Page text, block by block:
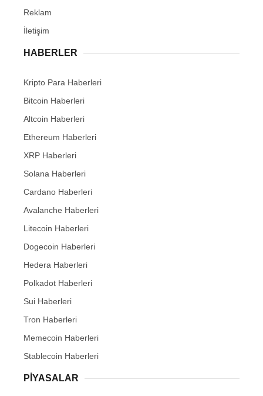
Reklam
İletişim
HABERLER
Kripto Para Haberleri
Bitcoin Haberleri
Altcoin Haberleri
Ethereum Haberleri
XRP Haberleri
Solana Haberleri
Cardano Haberleri
Avalanche Haberleri
Litecoin Haberleri
Dogecoin Haberleri
Hedera Haberleri
Polkadot Haberleri
Sui Haberleri
Tron Haberleri
Memecoin Haberleri
Stablecoin Haberleri
PIYASALAR